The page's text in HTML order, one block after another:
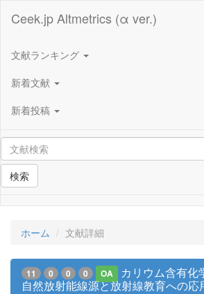
Ceek.jp Altmetrics (α ver.)
文献ランキング
新着文献
新着投稿
検索
ホーム 文献詳細
11 0 0 0 OA
カリウム含有化
自然放射能線源と放射線教育への応